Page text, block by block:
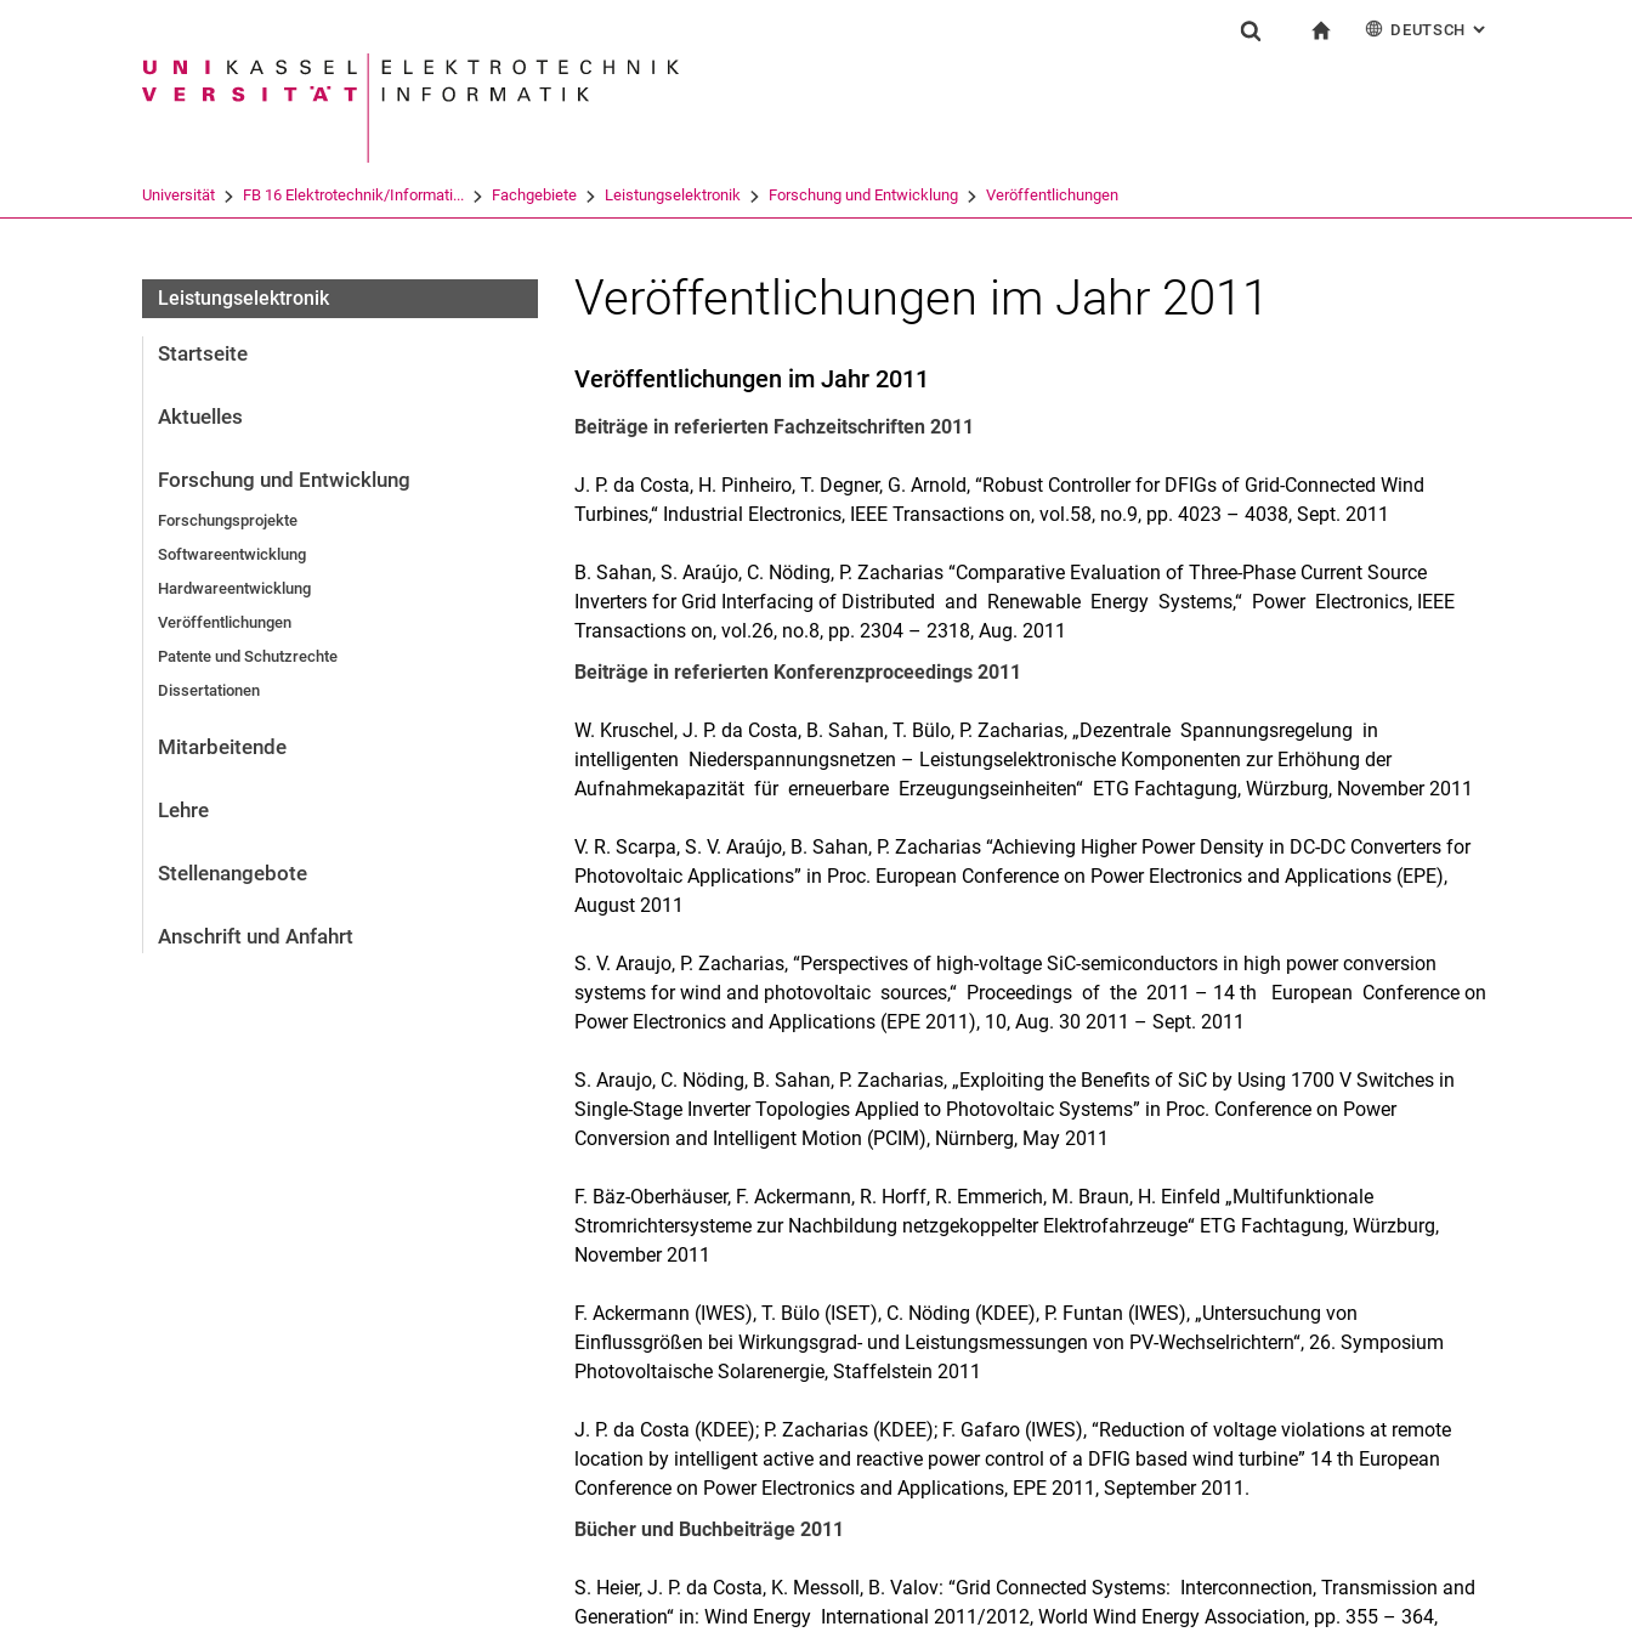
Suchbegriff
DEUTSCH : ALTERNATIVE
Universität FB 16 Elektrotechnik/Informati... Fachgebiete Leistungselektronik Forschung und Entwicklung Veröffentlichungen
Leistungselektronik
Startseite
Aktuelles
Forschung und Entwicklung
Forschungsprojekte
Softwareentwicklung
Hardwareentwicklung
Veröffentlichungen
Patente und Schutzrechte
Dissertationen
Mitarbeitende
Lehre
Stellenangebote
Anschrift und Anfahrt
Veröffentlichungen im Jahr 2011
Veröffentlichungen im Jahr 2011
Beiträge in referierten Fachzeitschriften 2011
J. P. da Costa, H. Pinheiro, T. Degner, G. Arnold, “Robust Controller for DFIGs of Grid-Connected Wind
Turbines,“ Industrial Electronics, IEEE Transactions on, vol.58, no.9, pp. 4023 – 4038, Sept. 2011
B. Sahan, S. Araújo, C. Nöding, P. Zacharias “Comparative Evaluation of Three-Phase Current Source
Inverters for Grid Interfacing of Distributed and Renewable Energy Systems,“ Power Electronics, IEEE
Transactions on, vol.26, no.8, pp. 2304 – 2318, Aug. 2011
Beiträge in referierten Konferenzproceedings 2011
W. Kruschel, J. P. da Costa, B. Sahan, T. Bülo, P. Zacharias, „Dezentrale Spannungsregelung in
intelligenten Niederspannungsnetzen – Leistungselektronische Komponenten zur Erhöhung der
Aufnahmekapazität für erneuerbare Erzeugungseinheiten“ ETG Fachtagung, Würzburg, November 2011
V. R. Scarpa, S. V. Araújo, B. Sahan, P. Zacharias “Achieving Higher Power Density in DC-DC Converters for
Photovoltaic Applications” in Proc. European Conference on Power Electronics and Applications (EPE),
August 2011
S. V. Araujo, P. Zacharias, “Perspectives of high-voltage SiC-semiconductors in high power conversion
systems for wind and photovoltaic sources,“ Proceedings of the 2011 – 14 th European Conference on
Power Electronics and Applications (EPE 2011), 10, Aug. 30 2011 – Sept. 2011
S. Araujo, C. Nöding, B. Sahan, P. Zacharias, „Exploiting the Benefits of SiC by Using 1700 V Switches in
Single-Stage Inverter Topologies Applied to Photovoltaic Systems” in Proc. Conference on Power
Conversion and Intelligent Motion (PCIM), Nürnberg, May 2011
F. Bäz-Oberhäuser, F. Ackermann, R. Horff, R. Emmerich, M. Braun, H. Einfeld „Multifunktionale
Stromrichtersysteme zur Nachbildung netzgekoppelter Elektrofahrzeuge“ ETG Fachtagung, Würzburg,
November 2011
F. Ackermann (IWES), T. Bülo (ISET), C. Nöding (KDEE), P. Funtan (IWES), „Untersuchung von
Einflussgrößen bei Wirkungsgrad- und Leistungsmessungen von PV-Wechselrichtern“, 26. Symposium
Photovoltaische Solarenergie, Staffelstein 2011
J. P. da Costa (KDEE); P. Zacharias (KDEE); F. Gafaro (IWES), “Reduction of voltage violations at remote
location by intelligent active and reactive power control of a DFIG based wind turbine” 14 th European
Conference on Power Electronics and Applications, EPE 2011, September 2011.
Bücher und Buchbeiträge 2011
S. Heier, J. P. da Costa, K. Messoll, B. Valov: “Grid Connected Systems: Interconnection, Transmission and
Generation“ in: Wind Energy International 2011/2012, World Wind Energy Association, pp. 355 – 364,